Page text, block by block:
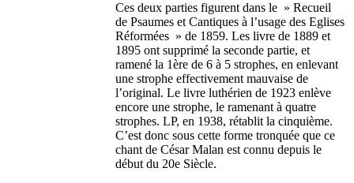
Ces deux parties figurent dans le » Recueil
de Psaumes et Cantiques à l’usage des Eglises
Réformées » de 1859. Les livre de 1889 et
1895 ont supprimé la seconde partie, et
ramené la 1ère de 6 à 5 strophes, en enlevant
une strophe effectivement mauvaise de
l’original. Le livre luthérien de 1923 enlève
encore une strophe, le ramenant à quatre
strophes. LP, en 1938, rétablit la cinquième.
C’est donc sous cette forme tronquée que ce
chant de César Malan est connu depuis le
début du 20e Siècle.